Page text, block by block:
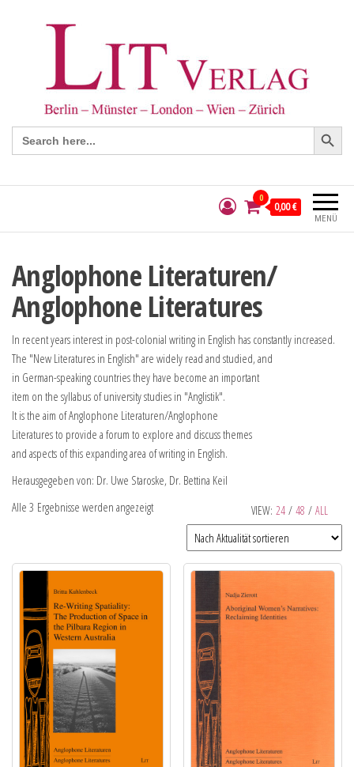
Search
for:
Search Button
MENÜ
0
0,00 €
Anglophone Literaturen/
Anglophone Literatures
In recent years interest in post-colonial writing in English has constantly increased.
The "New Literatures in English" are widely read and studied, and
in German-speaking countries they have become an important
item on the syllabus of university studies in "Anglistik".
It is the aim of Anglophone Literaturen/Anglophone
Literatures to provide a forum to explore and discuss themes
and aspects of this expanding area of writing in English.
Herausgegeben von: Dr. Uwe Staroske, Dr. Bettina Keil
VIEW: 24 / 48 / ALL
Alle 3 Ergebnisse werden angezeigt